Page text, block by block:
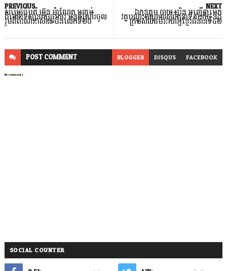
NEXT
ឯកឧត្តម ចាយ បូរិន អញ្ជើញបើក
វគ្គបណ្តុះបណ្តាលស្តីពីតួនាទីភារកិច្ច និង
ក្រមសីលធម៌អាចារ្យខ្មែរជំនាន់ទី៤២
PREVIOUS
សម្តេចធិបតី ហ៊ុន ម៉ាណែត បញ្ចប់
ដំណើរទស្សនកិច្ចផ្លូវការ បន្តដំណើរចូល
រួមពិព័រណ៍អាស៊ាន-ចិនលើកទី២០
POSTCOMMENT BLOGGER DISQUS FACEBOOK
No comments
SOCIAL COUNTER